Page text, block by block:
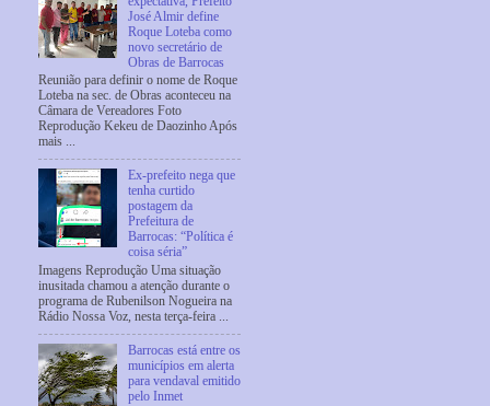
José Almir define
Roque Loteba como
novo secretário de
Obras de Barrocas
Reunião para definir o nome de Roque
Loteba na sec. de Obras aconteceu na
Câmara de Vereadores Foto
Reprodução Kekeu de Daozinho Após
mais ...
Ex-prefeito nega que
tenha curtido
postagem da
Prefeitura de
Barrocas: “Política é
coisa séria”
Imagens Reprodução Uma situação
inusitada chamou a atenção durante o
programa de Rubenilson Nogueira na
Rádio Nossa Voz, nesta terça-feira ...
Barrocas está entre os
municípios em alerta
para vendaval emitido
pelo Inmet